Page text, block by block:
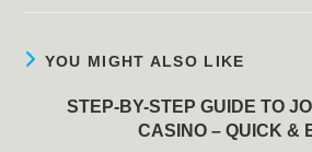
YOU MIGHT ALSO LIKE
STEP-BY-STEP GUIDE TO
CASINO – QUICK &